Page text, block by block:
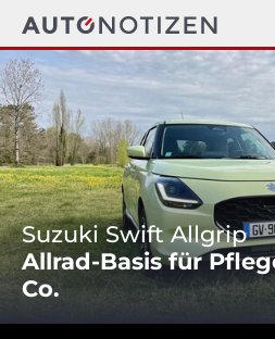
Suzuki Swift Allgrip
Allrad-Basis für
Co.